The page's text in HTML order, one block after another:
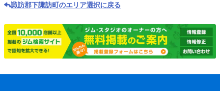
諏訪郡下諏訪町のエリア選択に戻る